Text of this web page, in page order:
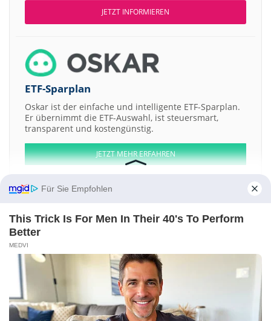
JETZT INFORMIEREN
ETF-Sparplan
Oskar ist der einfache und intelligente ETF-Sparplan.
Er übernimmt die ETF-Auswahl, ist steuersmart,
transparent und kostengünstig.
JETZT MEHR ERFAHREN
Aktien ATX DAX EuroStoxx 50 Dow Jones NASDAQ 100
Nikkei 225
Weitere Aktien:
MODEC
Grupo Radio Centro SAB de CV
Allianz Lebensversicherungs
Electricite de Strasbourg
Kontakt
Impressum-Werbung-
Sitemap-Datenschutz-Disclaimer-AGB-Privatsphäre-Einstellungen
Für Sie Empfohlen
This Trick Is For Men In Their 40's To Perform
Better
MEDVI